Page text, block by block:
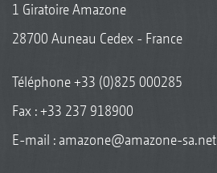
1 Giratoire Amazone
28700 Auneau Cedex - France
Téléphone+33 (0)825 000285
Fax : +33 237 918900
E-mail : amazone@amazone-sa.net